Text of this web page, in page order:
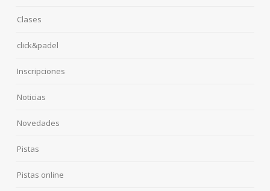
Clases
click&padel
Inscripciones
Noticias
Novedades
Pistas
Pistas online